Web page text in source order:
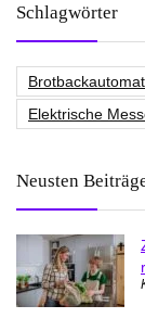
Schlagwörter
Elektrische
Neusten